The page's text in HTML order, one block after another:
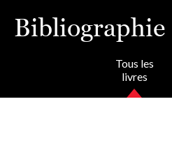
Bibliographie
Tous les
livres